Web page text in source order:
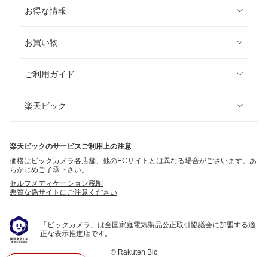
お得な情報
お買い物
ご利用ガイド
楽天ビック
楽天ビックのサービスご利用上の注意
価格はビックカメラ各店舗、他のECサイトとは異なる場合がございます。あ
らかじめご了承下さい。
セルフメディケーション税制
悪質な偽サイトにご注意ください
「ビックカメラ」は全国家庭電気製品公正取引協議会に加盟する適
正な表示推進店です。
© Rakuten Bic